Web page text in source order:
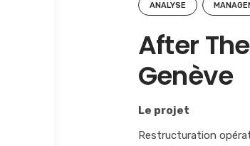
ANALYSE
After
Genève
Le projet
Restructuration